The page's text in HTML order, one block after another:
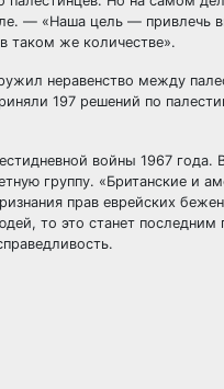
— «Наша цель — привлечь
таком же количестве».
неравенство между
197 решений по
войны 1967 года.
группу. «Британские и
прав еврейских
то это станет последним